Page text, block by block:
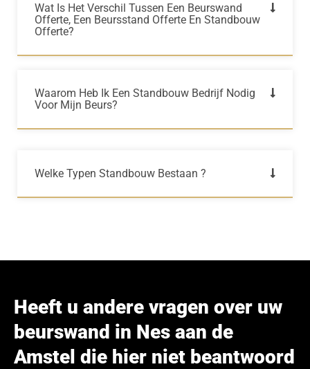
Wat Is Het Verschil Tussen Een Beurswand
Offerte, Een Beursstand Offerte En Standbouw
Offerte?
Waarom Heb Ik Een Standbouw Bedrijf Nodig
Voor Mijn Beurs?
Welke Typen Standbouw Bestaan ?
Heeft u andere vragen over uw
beurswand in Nes aan de
Amstel die hier niet beantwoord